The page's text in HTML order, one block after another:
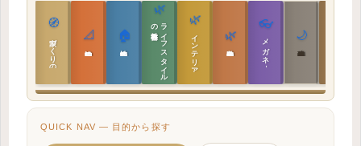
🧭
家づくりの教科書 📐
実施設計の教科書
🏠
性能設計の教科書
🌿
ラ
イ
フ
ス
タ
イ
ル
の
教科書 🌿
インテリア設計 🌿
敷地設計の教科書
👓
メガネ｜転職 🌙
建築思想の教科書
QUICK NAV — 目的から探す